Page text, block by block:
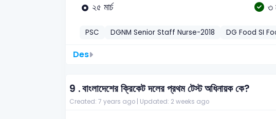
২৫ মার্চ
৩
PSC DGNM Senior Staff Nurse-2018 DG Food SI
Des
9 .বাংলাদেশের ক্রিকেট দলের প্রথম টেস্ট অধিনায়ক কে?
Created: 7 years ago | Updated: 2 weeks ago